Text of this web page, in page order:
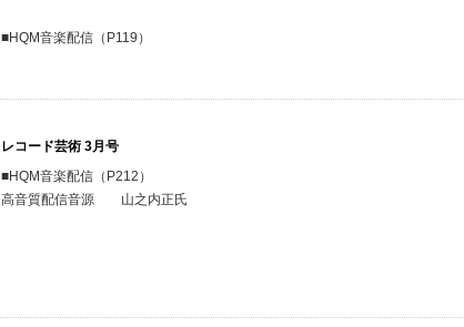
■HQM音楽配信（P119）
レコード芸術 3月号
■HQM音楽配信（P212）
高音質配信音源 山之内正氏